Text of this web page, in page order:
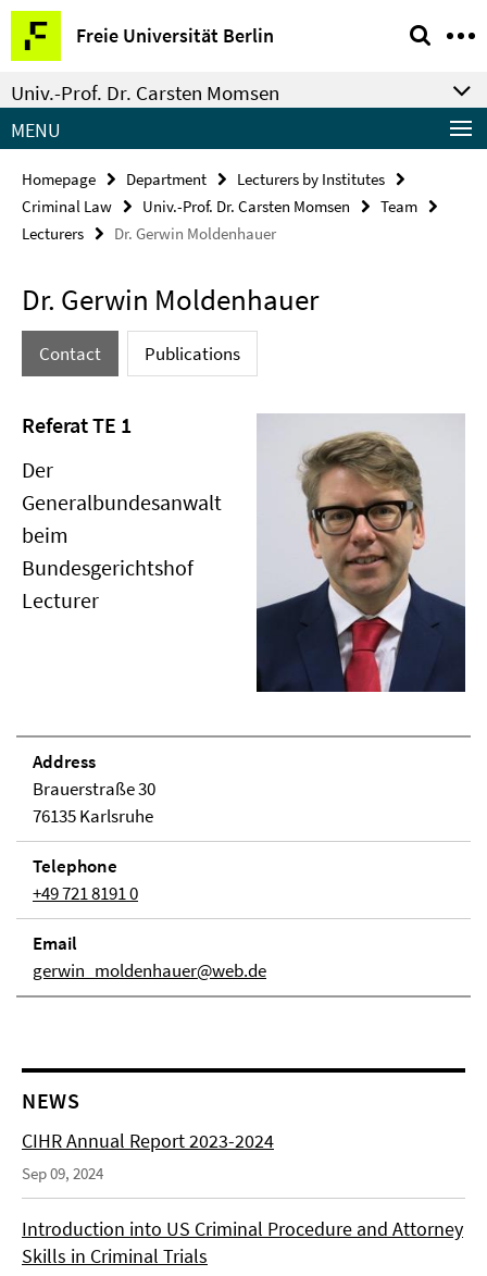
Springe
direkt
zu
Inhalt
Freie Universität Berlin
Service
Navigation
Univ.-Prof. Dr. Carsten Momsen
MENU
Homepage Department
Lecturers by Institutes
Criminal Law
Univ.-Prof. Dr. Carsten Momsen
Team
Lecturers
Dr. Gerwin Moldenhauer
Dr. Gerwin Moldenhauer
Contact Publications
Referat TE 1
Der
Generalbundesanwalt
beim
Bundesgerichtshof
Lecturer
Address
Brauerstraße 30
76135 Karlsruhe
Telephone
+49 721 8191 0
Email
gerwin_moldenhauer@web.de
NEWS
CIHR Annual Report 2023-2024
Sep 09, 2024
Introduction into US Criminal Procedure and Attorney
Skills in Criminal Trials